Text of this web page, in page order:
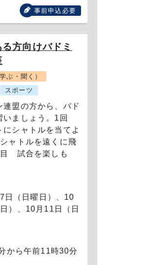
事前申込必要
方向けバドミ
ぶ・聞く）
スポーツ
連盟の方から、バド
いましょう。1回
シャトルを当てよ
ャトルを遠くに飛
試合を楽しも
（日曜日）
、10
）
、10月11日（日
から午前11時30分